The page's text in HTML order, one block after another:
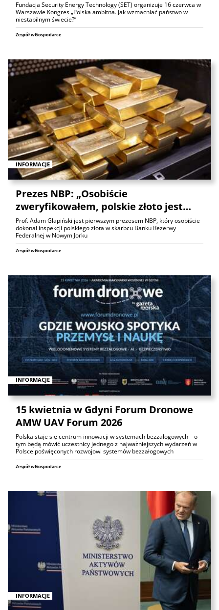
Fundacja Security Energy Technology (SET) organizuje 16 czerwca w
Warszawie Kongres „Polska ambitna. Jak wzmacniać państwo w
niestabilnym świecie?”
Zespół wGospodarce
INFORMACJE
Prezes NBP: „Osobiście
zweryfikowałem, polskie złoto jest…
Prof. Adam Glapiński jest pierwszym prezesem NBP, który osobiście
dokonał inspekcji polskiego złota w skarbcu Banku Rezerwy
Federalnej w Nowym Jorku
Zespół wGospodarce
INFORMACJE
15 kwietnia w Gdyni Forum Dronowe
AMW UAV Forum 2026
Polska staje się centrum innowacji w systemach bezzałogowych – o
tym będą mówić uczestnicy jednego z najważniejszych wydarzeń w
Polsce poświęconych rozwojowi systemów bezzałogowych
Zespół wGospodarce
INFORMACJE